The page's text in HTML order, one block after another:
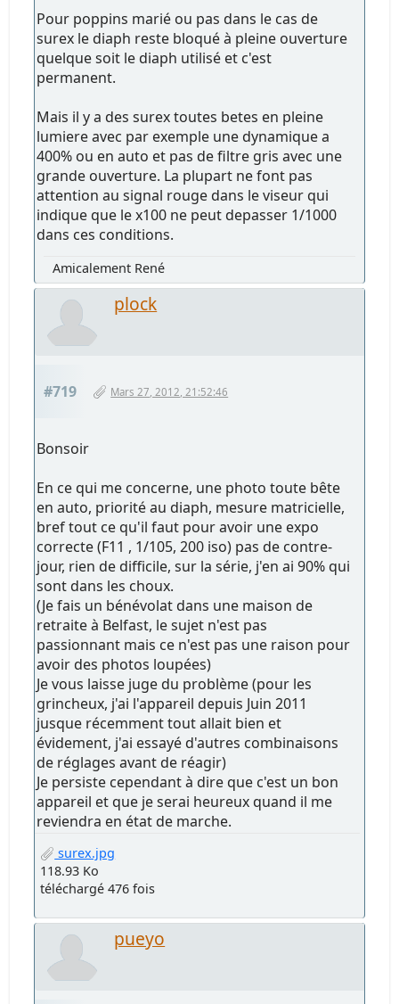
Pour poppins marié ou pas dans le cas de
surex le diaph reste bloqué à pleine ouverture
quelque soit le diaph utilisé et c'est
permanent.
Mais il y a des surex toutes betes en pleine
lumiere avec par exemple une dynamique a
400% ou en auto et pas de filtre gris avec une
grande ouverture. La plupart ne font pas
attention au signal rouge dans le viseur qui
indique que le x100 ne peut depasser 1/1000
dans ces conditions.
Amicalement René
plock
#719 Mars 27, 2012, 21:52:46
Bonsoir
En ce qui me concerne, une photo toute bête
en auto, priorité au diaph, mesure matricielle,
bref tout ce qu'il faut pour avoir une expo
correcte (F11 , 1/105, 200 iso) pas de contre-
jour, rien de difficile, sur la série, j'en ai 90% qui
sont dans les choux.
(Je fais un bénévolat dans une maison de
retraite à Belfast, le sujet n'est pas
passionnant mais ce n'est pas une raison pour
avoir des photos loupées)
Je vous laisse juge du problème (pour les
grincheux, j'ai l'appareil depuis Juin 2011
jusque récemment tout allait bien et
évidement, j'ai essayé d'autres combinaisons
de réglages avant de réagir)
Je persiste cependant à dire que c'est un bon
appareil et que je serai heureux quand il me
reviendra en état de marche.
surex.jpg
118.93 Ko
téléchargé 476 fois
pueyo